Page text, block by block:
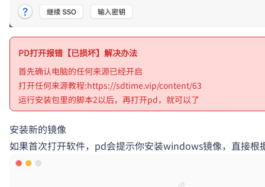
PD打开报错【已损坏】解决办法
首先确认电脑的任何来源已经开启
打开任何来源教程:https://sdtime.vip/content/63
运行安装包里的脚本2以后，再打开pd，就可以了
安装新的镜像
如果首次打开软件，pd会提示你安装windows镜像，直接根